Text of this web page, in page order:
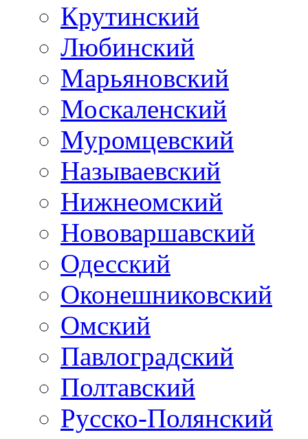
Крутинский
Любинский
Марьяновский
Москаленский
Муромцевский
Называевский
Нижнеомский
Нововаршавский
Одесский
Оконешниковский
Омский
Павлоградский
Полтавский
Русско-Полянский